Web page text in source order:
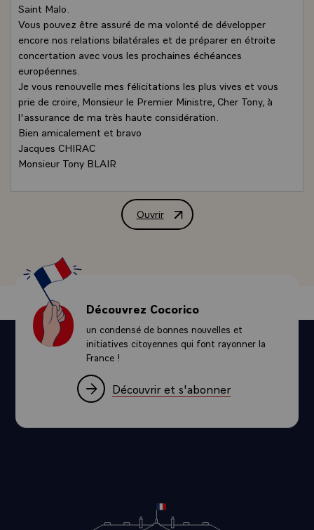
Saint Malo.
Vous pouvez être assuré de ma volonté de développer
encore nos relations bilatérales et de préparer en étroite
concertation avec vous les prochaines échéances
européennes.
Je vous renouvelle mes félicitations les plus vives et vous
prie de croire, Monsieur le Premier Ministre, Cher Tony, à
l'assurance de ma très haute considération.
Bien amicalement et bravo
Jacques CHIRAC
Monsieur Tony BLAIR
Ouvrir
Lettre de félicitations de M. Jacques
Découvrez Cocorico
un condensé de bonnes nouvelles et
initiatives citoyennes qui font rayonner la
France !
Découvrir et s'abonner